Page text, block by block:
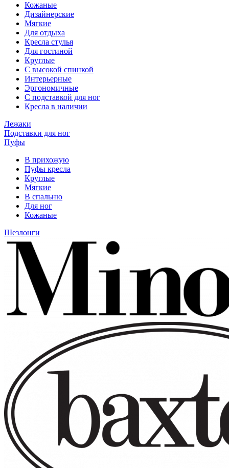
Кожаные
Дизайнерские
Мягкие
Для отдыха
Кресла стулья
Для гостиной
Круглые
С высокой спинкой
Интерьерные
Эргономичные
С подставкой для ног
Кресла в наличии
Лежаки
Подставки для ног
Пуфы
В прихожую
Пуфы кресла
Круглые
Мягкие
В спальню
Для ног
Кожаные
Шезлонги